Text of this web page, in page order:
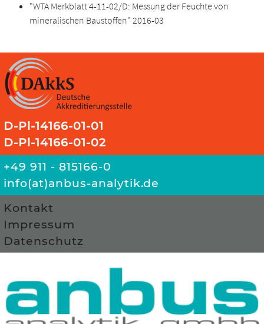
"WTA Merkblatt 4-11-02/D: Messung der Feuchte von
mineralischen Baustoffen" 2016-03
D-Pl-14166-01-01
D-Pl-14166-01-02
+49 911 - 815166-0
info(at)anbus-analytik.de
Kontakt
Impressum
Datenschutz